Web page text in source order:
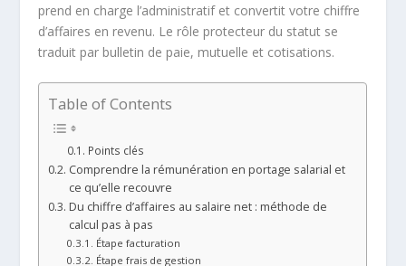
prend en charge l’administratif et convertit votre chiffre
d’affaires en revenu. Le rôle protecteur du statut se
traduit par bulletin de paie, mutuelle et cotisations.
Table of Contents
Points clés
Comprendre la rémunération en portage salarial et
ce qu’elle recouvre
Du chiffre d’affaires au salaire net : méthode de
calcul pas à pas
Étape facturation
Étape frais de gestion